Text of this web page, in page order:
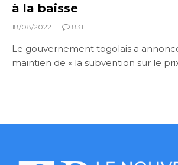
à la baisse
18/08/2022 831
Le gouvernement togolais a
maintien de « la subvention sur le